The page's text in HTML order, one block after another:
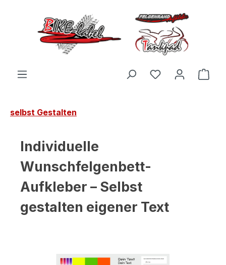
Zum Hauptinhalt springen
Du hast 0
selbst Gestalten
Individuelle
Wunschfelgenbett-
Aufkleber – Selbst
gestalten eigener Text
Bildergalerie überspringen